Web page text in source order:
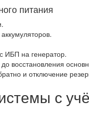
питания
ИБП на генератор.
восстановления
и отключение
с